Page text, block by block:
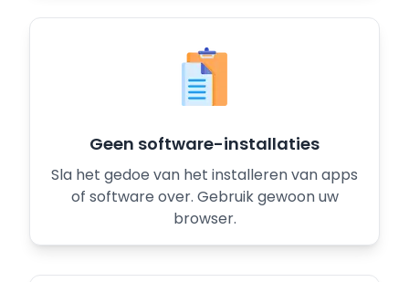
Geen software-installaties
Sla het gedoe van het installeren van apps
of software over. Gebruik gewoon uw
browser.